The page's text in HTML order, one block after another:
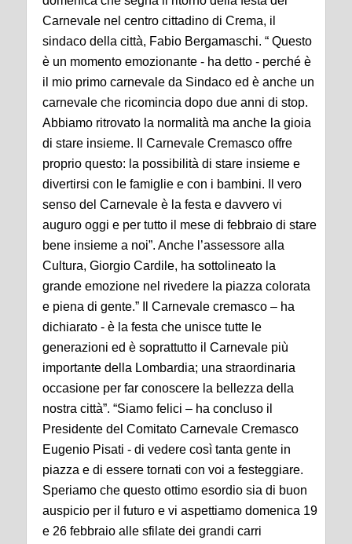
Carnevale nel centro cittadino di Crema, il
sindaco della città, Fabio Bergamaschi. “ Questo
è un momento emozionante - ha detto - perché è
il mio primo carnevale da Sindaco ed è anche un
carnevale che ricomincia dopo due anni di stop.
Abbiamo ritrovato la normalità ma anche la gioia
di stare insieme. Il Carnevale Cremasco offre
proprio questo: la possibilità di stare insieme e
divertirsi con le famiglie e con i bambini. Il vero
senso del Carnevale è la festa e davvero vi
auguro oggi e per tutto il mese di febbraio di stare
bene insieme a noi”. Anche l’assessore alla
Cultura, Giorgio Cardile, ha sottolineato la
grande emozione nel rivedere la piazza colorata
e piena di gente.” Il Carnevale cremasco – ha
dichiarato - è la festa che unisce tutte le
generazioni ed è soprattutto il Carnevale più
importante della Lombardia; una straordinaria
occasione per far conoscere la bellezza della
nostra città”. “Siamo felici – ha concluso il
Presidente del Comitato Carnevale Cremasco
Eugenio Pisati - di vedere così tanta gente in
piazza e di essere tornati con voi a festeggiare.
Speriamo che questo ottimo esordio sia di buon
auspicio per il futuro e vi aspettiamo domenica 19
e 26 febbraio alle sfilate dei grandi carri